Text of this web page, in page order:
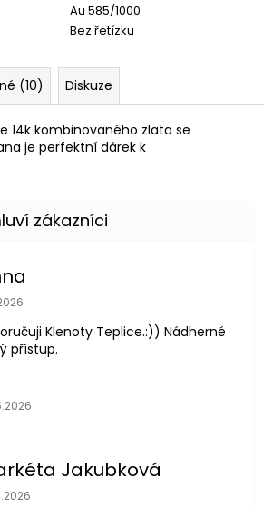
Au 585/1000
Bez řetízku
(10) Diskuze
14k kombinovaného zlata se
je perfektní dárek k
obchodu je 5 z 5 hvězdiček.
Klenoty Teplice.:)) Nádherné
přístup.
obchodu je 5 z 5 hvězdiček.
Jakubková
obchodu je 5 z 5 hvězdiček.